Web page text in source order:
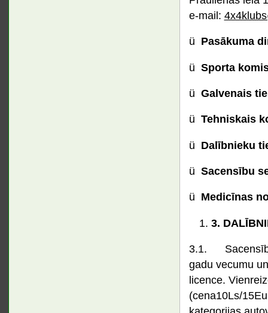
e-mail:
ü Pasākuma
ü Sporta
ü Galvenais
ü Tehniskais
ü Dalībnieku
ü Sacensību
ü Medicīnas
3.
3.1.
gadu vecumu
licence.
(cena10Ls/